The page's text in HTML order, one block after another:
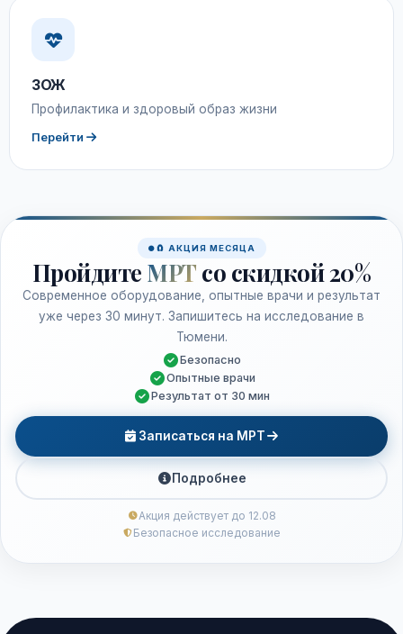
ЗОЖ
Профилактика и здоровый образ жизни
Перейти
🧲 АКЦИЯ МЕСЯЦА
Пройдите МРТ со скидкой 20%
Современное оборудование, опытные врачи и результат
уже через 30 минут. Запишитесь на исследование в
Тюмени.
Безопасно
Опытные врачи
Результат от 30 мин
Записаться на МРТ
Подробнее
Акция действует до 12.08
Безопасное исследование